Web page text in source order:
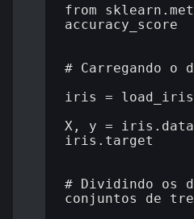
from
accuracy_score
# Carregando o
iris =
X, y =
iris.target
# Dividindo os
conjuntos de